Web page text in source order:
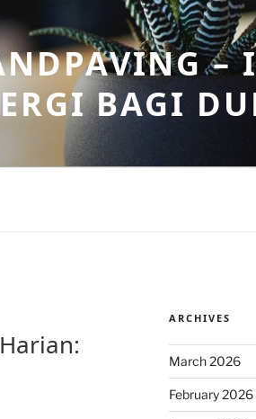
–
BAGI
ARCHIVES
March 2026
February 2026